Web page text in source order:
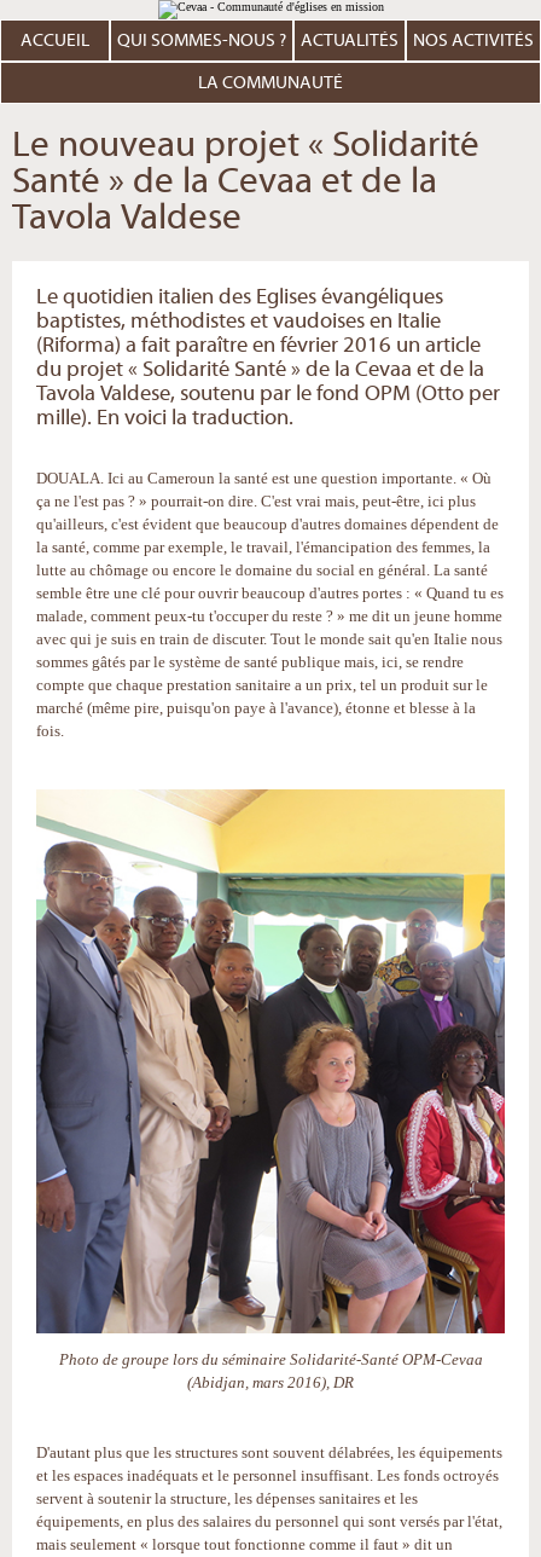
au
contenu.
Aller
personnels
ACCUEIL QUI SOMMES-NOUS ? ACTUALITÉS NOS ACTIVITÉS
LA COMMUNAUTÉ
Le nouveau projet « Solidarité
Santé » de la Cevaa et de la
Tavola Valdese
Le quotidien italien des Eglises évangéliques
baptistes, méthodistes et vaudoises en Italie
(Riforma) a fait paraître en février 2016 un article
du projet « Solidarité Santé » de la Cevaa et de la
Tavola Valdese, soutenu par le fond OPM (Otto per
mille). En voici la traduction.
DOUALA. Ici au Cameroun la santé est une question importante. « Où
ça ne l'est pas ? » pourrait-on dire. C'est vrai mais, peut-être, ici plus
qu'ailleurs, c'est évident que beaucoup d'autres domaines dépendent de
la santé, comme par exemple, le travail, l'émancipation des femmes, la
lutte au chômage ou encore le domaine du social en général. La santé
semble être une clé pour ouvrir beaucoup d'autres portes : « Quand tu es
malade, comment peux-tu t'occuper du reste ? » me dit un jeune homme
avec qui je suis en train de discuter. Tout le monde sait qu'en Italie nous
sommes gâtés par le système de santé publique mais, ici, se rendre
compte que chaque prestation sanitaire a un prix, tel un produit sur le
marché (même pire, puisqu'on paye à l'avance), étonne et blesse à la
fois.
Photo de groupe lors du séminaire Solidarité-Santé OPM-Cevaa
(Abidjan, mars 2016), DR
D'autant plus que les structures sont souvent délabrées, les équipements
et les espaces inadéquats et le personnel insuffisant. Les fonds octroyés
servent à soutenir la structure, les dépenses sanitaires et les
équipements, en plus des salaires du personnel qui sont versés par l'état,
mais seulement « lorsque tout fonctionne comme il faut » dit un